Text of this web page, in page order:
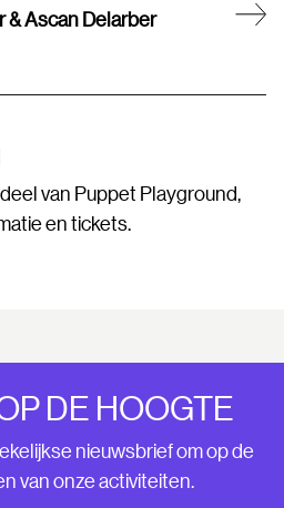
& Ascan Delarber
van Puppet Playground,
en tickets.
DE HOOGTE
nieuwsbrief om op de
van onze activiteiten.